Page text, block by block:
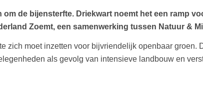
om de bijensterfte. Driekwart noemt het een ramp
Zoemt, een samenwerking tussen Natuur &
zich moet inzetten voor bijvriendelijk openbaar groen.
als gevolg van intensieve landbouw en